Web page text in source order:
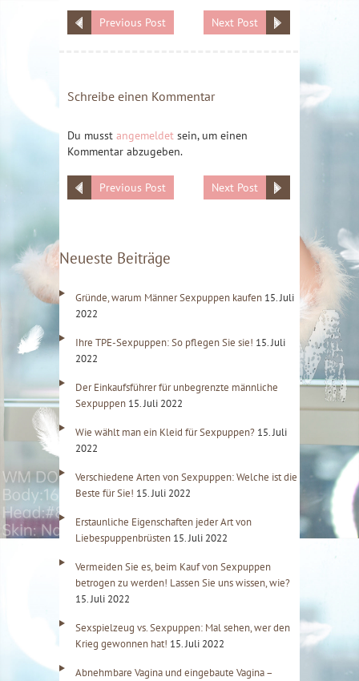
Previous Post Next Post
Schreibe einen Kommentar
Du musst angemeldet sein, um einen
Kommentar abzugeben.
Previous Post Next Post
Neueste Beiträge
Gründe, warum Männer Sexpuppen kaufen 15. Juli
2022
Ihre TPE-Sexpuppen: So pflegen Sie sie! 15. Juli
2022
Der Einkaufsführer für unbegrenzte männliche
Sexpuppen 15. Juli 2022
Wie wählt man ein Kleid für Sexpuppen? 15. Juli
2022
Verschiedene Arten von Sexpuppen: Welche ist die
Beste für Sie! 15. Juli 2022
Erstaunliche Eigenschaften jeder Art von
Liebespuppenbrüsten 15. Juli 2022
Vermeiden Sie es, beim Kauf von Sexpuppen
betrogen zu werden! Lassen Sie uns wissen, wie?
15. Juli 2022
Sexspielzeug vs. Sexpuppen: Mal sehen, wer den
Krieg gewonnen hat! 15. Juli 2022
Abnehmbare Vagina und eingebaute Vagina –